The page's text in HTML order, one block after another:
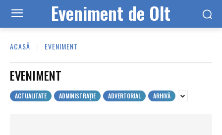
Eveniment de Olt
ACASĂ EVENIMENT
EVENIMENT
ACTUALITATE ADMINISTRAȚIE ADVERTORIAL ARHIVĂ